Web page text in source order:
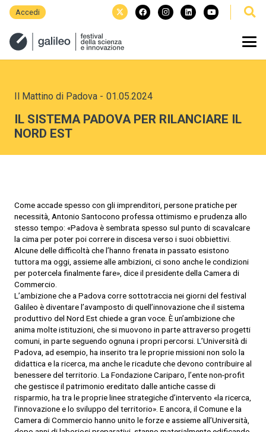
Accedi
Il Mattino di Padova - 01.05.2024
IL SISTEMA PADOVA PER RILANCIARE IL
NORD EST
Come accade spesso con gli imprenditori, persone pratiche per
necessità, Antonio Santocono professa ottimismo e prudenza allo
stesso tempo: «Padova è sembrata spesso sul punto di scavalcare
la cima per poter poi correre in discesa verso i suoi obbiettivi.
Alcune delle difficoltà che l’hanno frenata in passato esistono
tuttora ma oggi, assieme alle ambizioni, ci sono anche le condizioni
per potercela finalmente fare», dice il presidente della Camera di
Commercio.
L’ambizione che a Padova corre sottotraccia nei giorni del festival
Galileo è diventare l’avamposto di quell’innovazione che il sistema
produttivo del Nord Est chiede a gran voce. È un’ambizione che
anima molte istituzioni, che si muovono in parte attraverso progetti
comuni, in parte seguendo ognuna i propri percorsi. L’Università di
Padova, ad esempio, ha inserito tra le proprie missioni non solo la
didattica e la ricerca, ma anche le ricadute che devono contribuire al
benessere del territorio. La Fondazione Cariparo, l’ente non-profit
che gestisce il patrimonio ereditato dalle antiche casse di
risparmio, ha tra le proprie linee strategiche d’intervento «la ricerca,
l’innovazione e lo sviluppo del territorio». E ancora, il Comune e la
Camera di Commercio hanno unito le forze e assieme all’Università,